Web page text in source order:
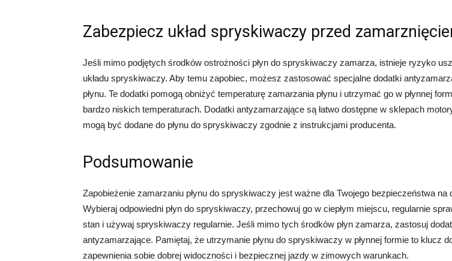
Zabezpiecz układ spryskiwaczy przed
Jeśli mimo podjętych środków ostrożności płyn do spryskiwaczy zamarza, istnieje ryzyko
układu spryskiwaczy. Aby temu zapobiec, możesz zastosować specjalne dodatki
płynu. Te dodatki pomogą obniżyć temperaturę zamarzania płynu i utrzymać go w płynnej
bardzo niskich temperaturach. Dodatki antyzamarzające są łatwo dostępne w sklepach
mogą być dodane do płynu do spryskiwaczy zgodnie z instrukcjami producenta.
Podsumowanie
Zapobieżenie zamarzaniu płynu do spryskiwaczy jest ważne dla Twojego bezpieczeństwa na
Wybieraj odpowiedni płyn do spryskiwaczy, przechowuj go w ciepłym miejscu, regularnie
stan i używaj spryskiwaczy regularnie. Jeśli mimo tych środków płyn zamarza, zastosuj
antyzamarzające. Pamiętaj, że utrzymanie płynu do spryskiwaczy w płynnej formie to klucz
zapewnienia sobie dobrej widoczności i bezpiecznej jazdy w zimowych warunkach.